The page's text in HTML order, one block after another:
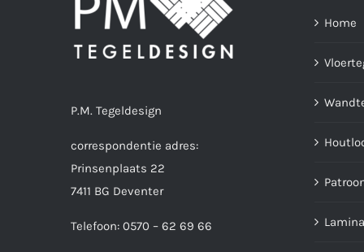
P.M. Tegeldesign
correspondentie adres:
Prinsenplaats 22
7411 BG Deventer
Telefoon: 0570 – 62 69 66
Home